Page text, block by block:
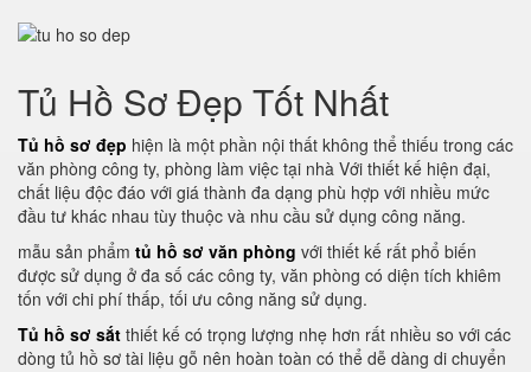
Tủ Hồ Sơ Đẹp Tốt Nhất
Tủ hồ sơ đẹp hiện là một phần nội thất không thể thiếu trong các
văn phòng công ty, phòng làm việc tại nhà Với thiết kế hiện đại,
chất liệu độc đáo với giá thành đa dạng phù hợp với nhiều mức
đầu tư khác nhau tùy thuộc và nhu cầu sử dụng công năng.
mẫu sản phẩm tủ hồ sơ văn phòng với thiết kế rất phổ biến
được sử dụng ở đa số các công ty, văn phòng có diện tích khiêm
tốn với chi phí thấp, tối ưu công năng sử dụng.
Tủ hồ sơ sắt thiết kế có trọng lượng nhẹ hơn rất nhiều so với các
dòng tủ hồ sơ tài liệu gỗ nên hoàn toàn có thể dễ dàng di chuyển